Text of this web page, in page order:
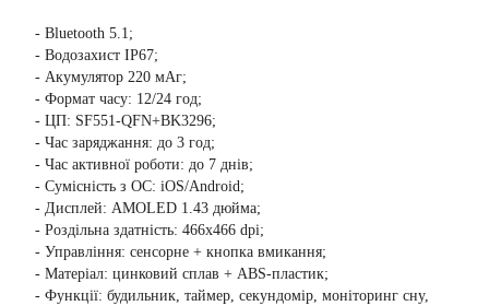
- Bluetooth 5.1;
- Водозахист IP67;
- Акумулятор 220 мАг;
- Формат часу: 12/24 год;
- ЦП: SF551-QFN+BK3296;
- Час заряджання: до 3 год;
- Час активної роботи: до 7 днів;
- Сумісність з ОС: iOS/Android;
- Дисплей: AMOLED 1.43 дюйма;
- Роздільна здатність: 466х466 dpi;
- Управління: сенсорне + кнопка вмикання;
- Матеріал: цинковий сплав + ABS-пластик;
- Функції: будильник, таймер, секундомір, моніторинг сну,